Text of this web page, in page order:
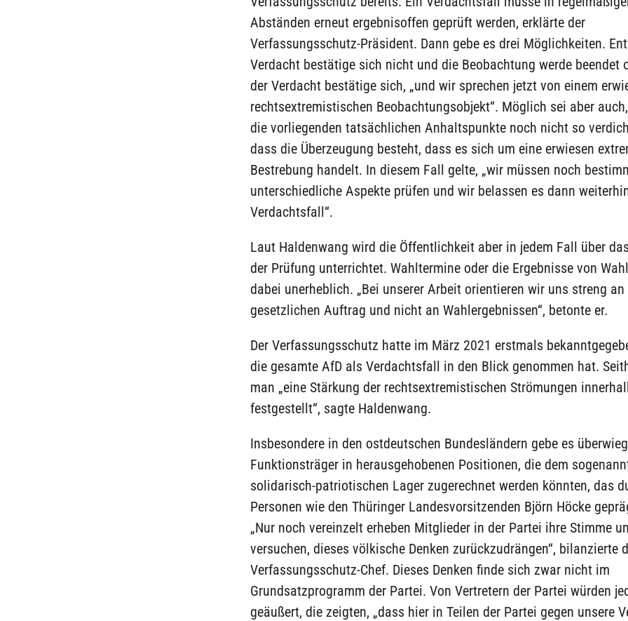
Abständen erneut ergebnisoffen geprüft werden, erklärte der
Verfassungsschutz-Präsident. Dann gebe es drei Möglichkeiten.
Verdacht bestätige sich nicht und die Beobachtung werde beendet
der Verdacht bestätige sich, „und wir sprechen jetzt von einem
rechtsextremistischen Beobachtungsobjekt“. Möglich sei aber
die vorliegenden tatsächlichen Anhaltspunkte noch nicht so
dass die Überzeugung besteht, dass es sich um eine erwiesen
Bestrebung handelt. In diesem Fall gelte, „wir müssen noch
unterschiedliche Aspekte prüfen und wir belassen es dann
Verdachtsfall“.
Laut Haldenwang wird die Öffentlichkeit aber in jedem Fall über
der Prüfung unterrichtet. Wahltermine oder die Ergebnisse von
dabei unerheblich. „Bei unserer Arbeit orientieren wir uns streng an
gesetzlichen Auftrag und nicht an Wahlergebnissen“, betonte er.
Der Verfassungsschutz hatte im März 2021 erstmals
die gesamte AfD als Verdachtsfall in den Blick genommen hat.
man „eine Stärkung der rechtsextremistischen Strömungen
festgestellt“, sagte Haldenwang.
Insbesondere in den ostdeutschen Bundesländern gebe es
Funktionsträger in herausgehobenen Positionen, die dem
solidarisch-patriotischen Lager zugerechnet werden könnten, das
Personen wie den Thüringer Landesvorsitzenden Björn Höcke
„Nur noch vereinzelt erheben Mitglieder in der Partei ihre Stimme
versuchen, dieses völkische Denken zurückzudrängen“, bilanzierte
Verfassungsschutz-Chef. Dieses Denken finde sich zwar nicht im
Grundsatzprogramm der Partei. Von Vertretern der Partei würden
geäußert, die zeigten, „dass hier in Teilen der Partei gegen unsere